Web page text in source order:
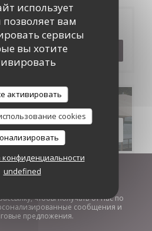
использует
позволяет вам
сервисы
вы хотите
активировать
cookies
конфиденциальности
undefined
СТОЛИК
Меню
ДЛЯ СЕБЯ НАШЕ МЕНЮ
новостей
чтобы получать от нас по
сообщения и
предложения.